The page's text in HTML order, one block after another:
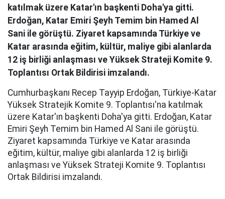
katılmak üzere Katar'ın başkenti Doha'ya gitti.
Erdoğan, Katar Emiri Şeyh Temim bin Hamed Al
Sani ile görüştü. Ziyaret kapsamında Türkiye ve
Katar arasında eğitim, kültür, maliye gibi alanlarda
12 iş birliği anlaşması ve Yüksek Strateji Komite 9.
Toplantısı Ortak Bildirisi imzalandı.
Cumhurbaşkanı Recep Tayyip Erdoğan, Türkiye-Katar
Yüksek Stratejik Komite 9. Toplantısı'na katılmak
üzere Katar'ın başkenti Doha'ya gitti. Erdoğan, Katar
Emiri Şeyh Temim bin Hamed Al Sani ile görüştü.
Ziyaret kapsamında Türkiye ve Katar arasında
eğitim, kültür, maliye gibi alanlarda 12 iş birliği
anlaşması ve Yüksek Strateji Komite 9. Toplantısı
Ortak Bildirisi imzalandı.